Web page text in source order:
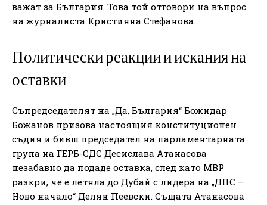
важат за България. Това той отговори на въпрос
на журналиста Кристияна Стефанова.
Политически реакции и искания на
оставки
Съпредседателят на „Да, България“ Божидар
Божанов призова настоящия конституционен
съдия и бивш председател на парламентарната
група на ГЕРБ-СДС Десислава Атанасова
незабавно да подаде оставка, след като МВР
разкри, че е летяла до Дубай с лидера на „ДПС –
Ново начало“ Делян Пеевски. Същата Атанасова